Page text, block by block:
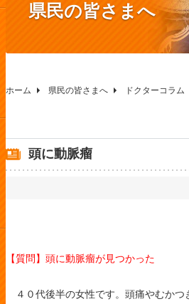
県民の皆さまへ
ホーム 県民の皆さまへ ドクターコラム
頭に動脈瘤
【質問】頭に動脈瘤が見つかった
４０代後半の女性です。頭痛やむかつ